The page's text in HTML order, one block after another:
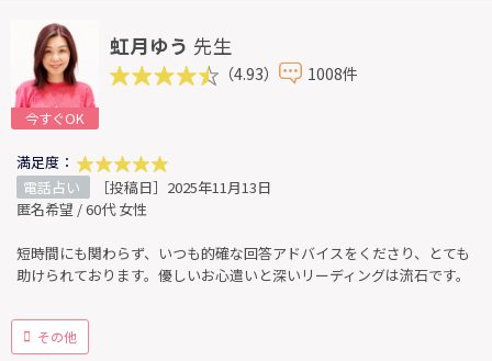
今すぐOK
虹月ゆう 先生
（4.93） 1008件
満足度：
電話占い
［投稿日］2025年11月13日
匿名希望 / 60代 女性
短時間にも関わらず、いつも的確な回答アドバイスをくださり、とても
助けられております。優しいお心遣いと深いリーディングは流石です。
その他